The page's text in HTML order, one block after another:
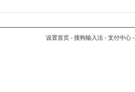
设置首页 - 搜狗输入法 - 支付中心 -